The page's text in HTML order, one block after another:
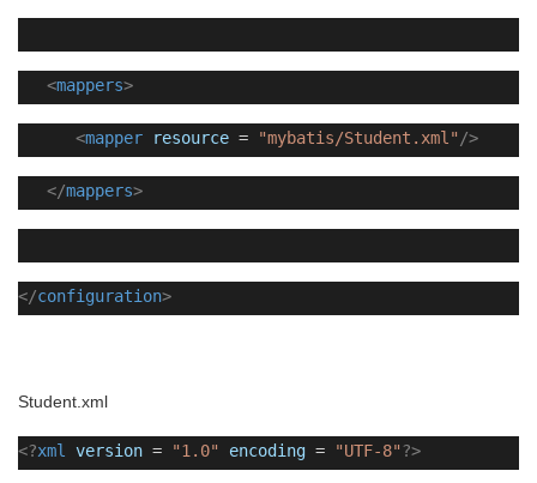
<mappers>
<mapper resource = "mybatis/Student.xml" />
</mappers>
</configuration>
Student.xml
<?xml version = "1.0" encoding = "UTF-8"?>